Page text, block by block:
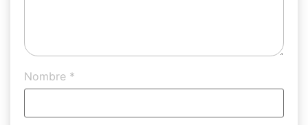
Nombre *